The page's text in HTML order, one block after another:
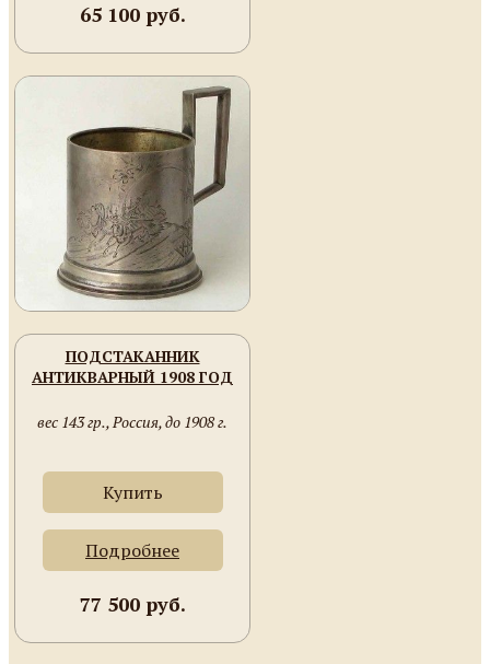
65 100 руб.
ПОДСТАКАННИК
АНТИКВАРНЫЙ 1908 ГОД
вес 143 гр., Россия, до 1908 г.
Купить
Подробнее
77 500 руб.